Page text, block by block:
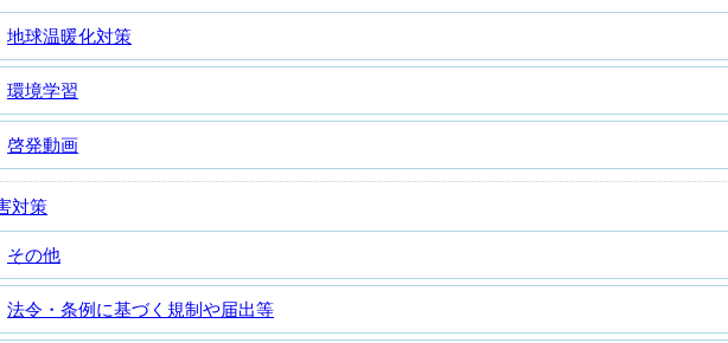
地球温暖化対策
環境学習
啓発動画
対策
その他
法令・条例に基づく規制や届出等